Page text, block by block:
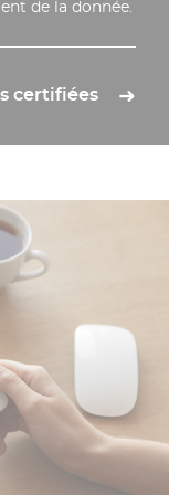
de la donnée.
certifiées